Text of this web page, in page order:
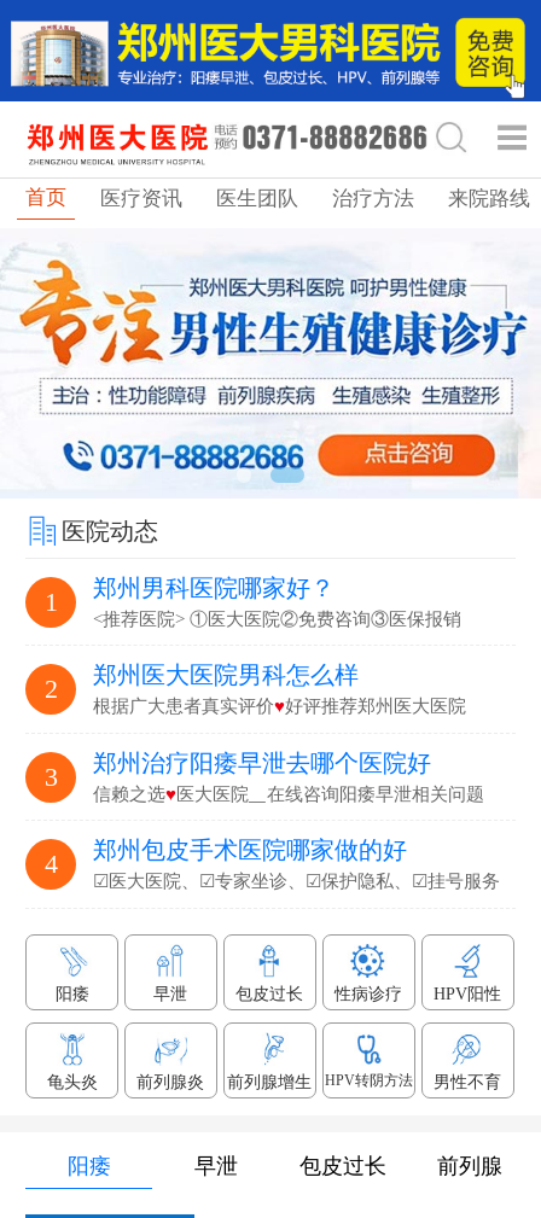
首页 医疗资讯 医生团队 治疗方法 来院路线
医院动态
1 郑州男科医院哪家好？
<推荐医院> ①医大医院②免费咨询③医保报销
2 郑州医大医院男科怎么样
根据广大患者真实评价♥好评推荐郑州医大医院
3 郑州治疗阳痿早泄去哪个医院好
信赖之选♥医大医院▁在线咨询阳痿早泄相关问题
4 郑州包皮手术医院哪家做的好
☑医大医院、☑专家坐诊、☑保护隐私、☑挂号服务
阳痿 早泄 包皮过长 性病诊疗 HPV阳性
龟头炎 前列腺炎 前列腺增生 HPV转阴方法 男性不育
阳痿 早泄 包皮过长 前列腺